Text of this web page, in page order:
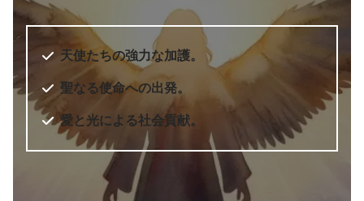
出版年 2010年7月
6桁のエンジェルナンバー
天使たちの強力な加護。
聖なる使命への出発。
愛と光による社会貢献。